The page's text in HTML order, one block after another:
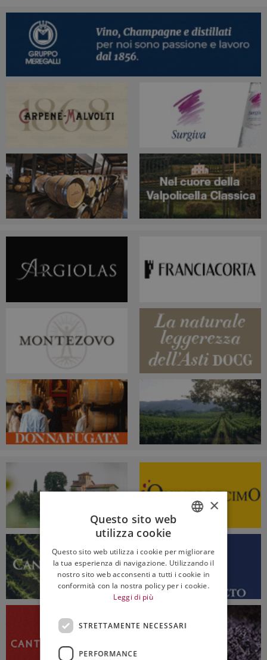
ENGLISH
×
Questo sito web
utilizza cookie
Questo sito web utilizza i cookie per migliorare
la tua esperienza di navigazione. Utilizzando il
nostro sito web acconsenti a tutti i cookie in
conformità con la nostra policy per i cookie.
Leggi di più
STRETTAMENTE NECESSARI
PERFORMANCE